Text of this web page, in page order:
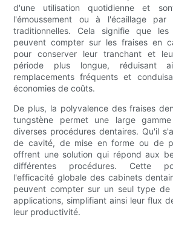
d'une utilisation quotidienne et
l'émoussement ou à l'écaillage
traditionnelles. Cela signifie que les
peuvent compter sur les fraises en
pour conserver leur tranchant et
période plus longue, réduisant
remplacements fréquents et
économies de coûts.
De plus, la polyvalence des fraises
tungstène permet une large gamme
diverses procédures dentaires. Qu'il
de cavité, de mise en forme ou de
offrent une solution qui répond aux
différentes procédures. Cette
l'efficacité globale des cabinets
peuvent compter sur un seul type de
applications, simplifiant ainsi leur flux
leur productivité.